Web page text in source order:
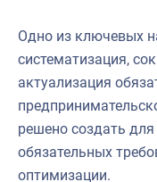
Одно из ключевых
систематизация,
актуализация
решено создать
обязательных
оптимизации.